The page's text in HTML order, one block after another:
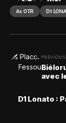
As OTR D1
avec
D1 Lonato :